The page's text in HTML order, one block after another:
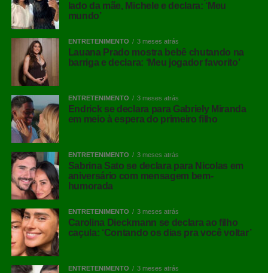
lado da mãe, Michele e declara: ‘Meu
mundo’
ENTRETENIMENTO 3 meses atrás
Lauana Prado mostra bebê chutando na
barriga e declara: ‘Meu jogador favorito’
ENTRETENIMENTO 3 meses atrás
Endrick se declara para Gabriely Miranda
em meio à espera do primeiro filho
ENTRETENIMENTO 3 meses atrás
Sabrina Sato se declara para Nicolas em
aniversário com mensagem bem-
humorada
ENTRETENIMENTO 3 meses atrás
Carolina Dieckmann se declara ao filho
caçula: ‘Contando os dias pra você voltar’
ENTRETENIMENTO 3 meses atrás